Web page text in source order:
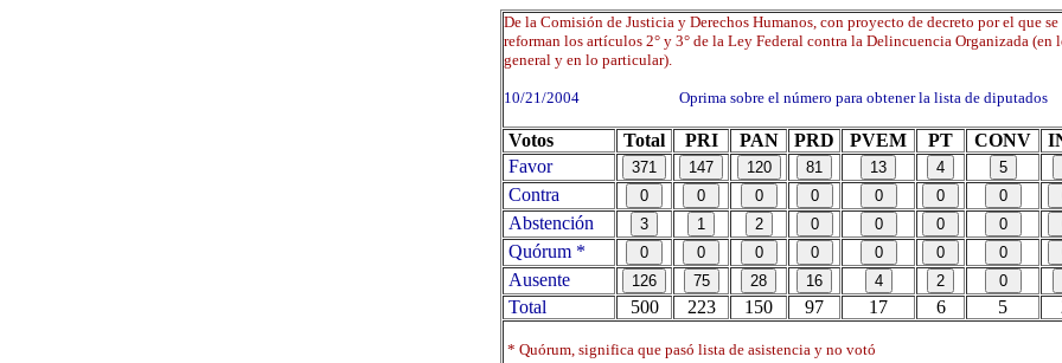
De la Comisión de Justicia y Derechos Humanos, con proyecto de decreto por el que se
reforman los artículos 2° y 3° de la Ley Federal contra la Delincuencia Organizada (en
general y en lo particular).
10/21/2004 Oprima sobre el número para obtener la lista de diputados
Votos Total PRI PAN PRD PVEM PT CONV
Favor
Contra
Abstención
Quórum *
Ausente
Total
500 223 150 97 17 6 5
* Quórum, significa que pasó lista de asistencia y no votó